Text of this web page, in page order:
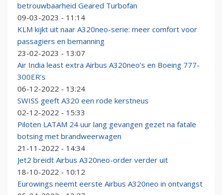
betrouwbaarheid Geared Turbofan
09-03-2023 - 11:14
KLM kijkt uit naar A320neo-serie: meer comfort voor
passagiers en bemanning
23-02-2023 - 13:07
Air India least extra Airbus A320neo’s en Boeing 777-
300ER’s
06-12-2022 - 13:24
SWISS geeft A320 een rode kerstneus
02-12-2022 - 15:33
Piloten LATAM 24 uur lang gevangen gezet na fatale
botsing met brandweerwagen
21-11-2022 - 14:34
Jet2 breidt Airbus A320neo-order verder uit
18-10-2022 - 10:12
Eurowings neemt eerste Airbus A320neo in ontvangst